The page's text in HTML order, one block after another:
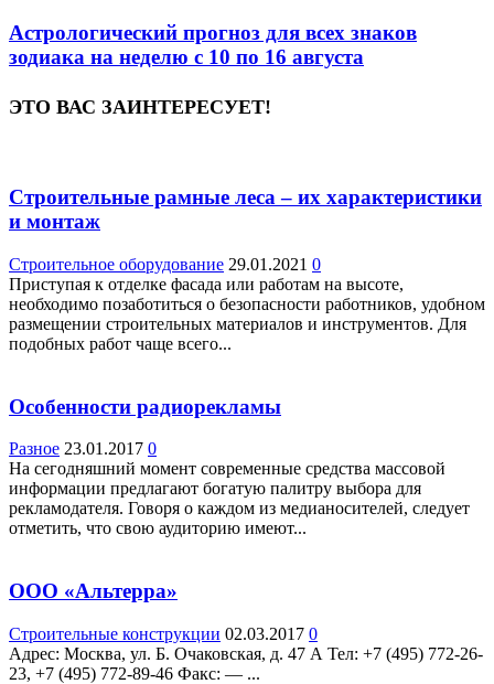
Астрологический прогноз для всех знаков
зодиака на неделю с 10 по 16 августа
ЭТО ВАС ЗАИНТЕРЕСУЕТ!
Строительные рамные леса – их характеристики
и монтаж
Строительное оборудование 29.01.2021 0
Приступая к отделке фасада или работам на высоте,
необходимо позаботиться о безопасности работников, удобном
размещении строительных материалов и инструментов. Для
подобных работ чаще всего...
Особенности радиорекламы
Разное 23.01.2017 0
На сегодняшний момент современные средства массовой
информации предлагают богатую палитру выбора для
рекламодателя. Говоря о каждом из медианосителей, следует
отметить, что свою аудиторию имеют...
ООО «Альтерра»
Строительные конструкции 02.03.2017 0
Адрес: Москва, ул. Б. Очаковская, д. 47 А Teл: +7 (495) 772-26-
23, +7 (495) 772-89-46 Факс: — ...